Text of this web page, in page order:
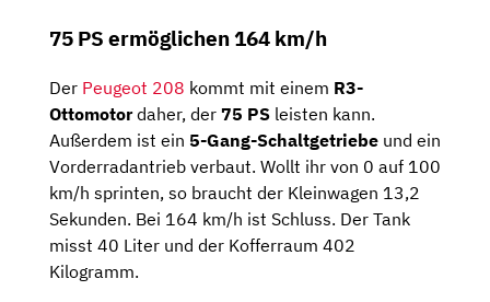
75 PS ermöglichen 164 km/h
Der Peugeot 208 kommt mit einem R3-
Ottomotordaher, der 75 PS leisten kann.
Außerdem ist ein 5-Gang-Schaltgetriebe und ein
Vorderradantrieb verbaut. Wollt ihr von 0 auf 100
km/h sprinten, so braucht der Kleinwagen 13,2
Sekunden. Bei 164 km/h ist Schluss. Der Tank
misst 40 Liter und der Kofferraum 402
Kilogramm.